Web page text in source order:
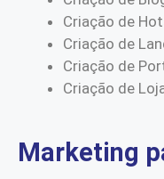
Criação de
Criação de
Criação de
Criação de
Marketing